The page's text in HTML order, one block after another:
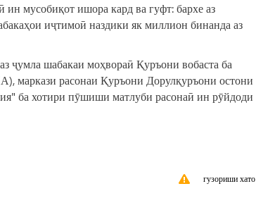
мусобиқот ишора кард ва гуфт: бархе аз
иҷтимоӣ наздики як миллион бинанда аз
шабакаи моҳвораӣ Қуръони вобаста ба
маркази расонаи Қуръони Дорулқуръони остони
ба хотири пӯшиши матлуби расонаӣ ин рӯйдоди
гузориши хато